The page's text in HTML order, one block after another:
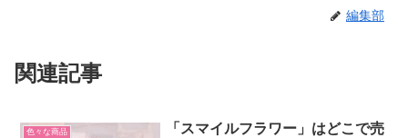
編集部
関連記事
色々な商品
「スマイルフラワー」はどこで売